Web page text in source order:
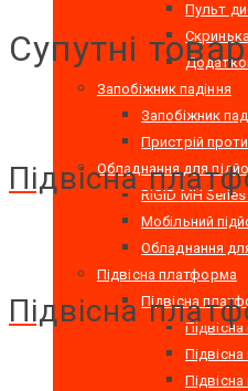
Пульт
Запобіжник падіння
Запобіжник
Пристрій
Обладнання для
RIGID MH
Мобільний
Обладнання
Підвісна платформа
Підвісна
Супутні
Підвісна
Підвісна